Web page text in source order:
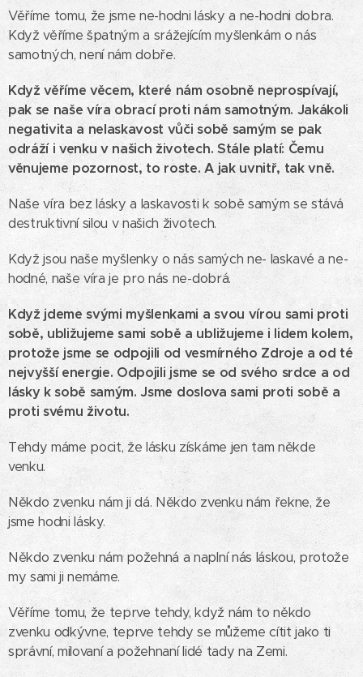
Věříme tomu, že jsme ne-hodni lásky a ne-hodni dobra.
Když věříme špatným a srážejícím myšlenkám o nás
samotných, není nám dobře.
Když věříme věcem, které nám osobně neprospívají,
pak se naše víra obrací proti nám samotným. Jakákoli
negativita a nelaskavost vůči sobě samým se pak
odráží i venku v našich životech. Stále platí: Čemu
věnujeme pozornost, to roste. A jak uvnitř, tak vně.
Naše víra bez lásky a laskavosti k sobě samým se stává
destruktivní silou v našich životech.
Když jsou naše myšlenky o nás samých ne- laskavé a ne-
hodné, naše víra je pro nás ne-dobrá.
Když jdeme svými myšlenkami a svou vírou sami proti
sobě, ubližujeme sami sobě a ubližujeme i lidem kolem,
protože jsme se odpojili od vesmírného Zdroje a od té
nejvyšší energie. Odpojili jsme se od svého srdce a od
lásky k sobě samým. Jsme doslova sami proti sobě a
proti svému životu.
Tehdy máme pocit, že lásku získáme jen tam někde
venku.
Někdo zvenku nám ji dá. Někdo zvenku nám řekne, že
jsme hodni lásky.
Někdo zvenku nám požehná a naplní nás láskou, protože
my sami ji nemáme.
Věříme tomu, že teprve tehdy, když nám to někdo
zvenku odkývne, teprve tehdy se můžeme cítit jako ti
správní, milovaní a požehnaní lidé tady na Zemi.